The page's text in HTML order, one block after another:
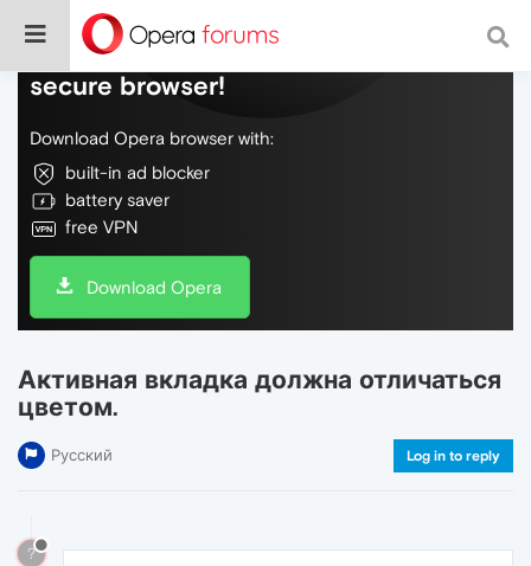
Do more on the web, with a fast and
secure browser!
Download Opera browser with:
built-in ad blocker
battery saver
free VPN
Download Opera
Активная вкладка должна отличаться
цветом.
Русский Log in to reply
?